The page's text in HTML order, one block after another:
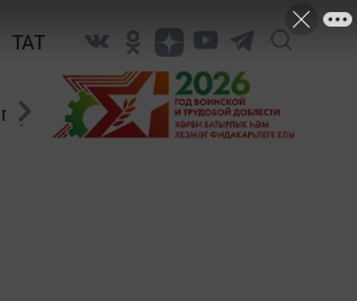
ТАТ
Нормативно-правовые